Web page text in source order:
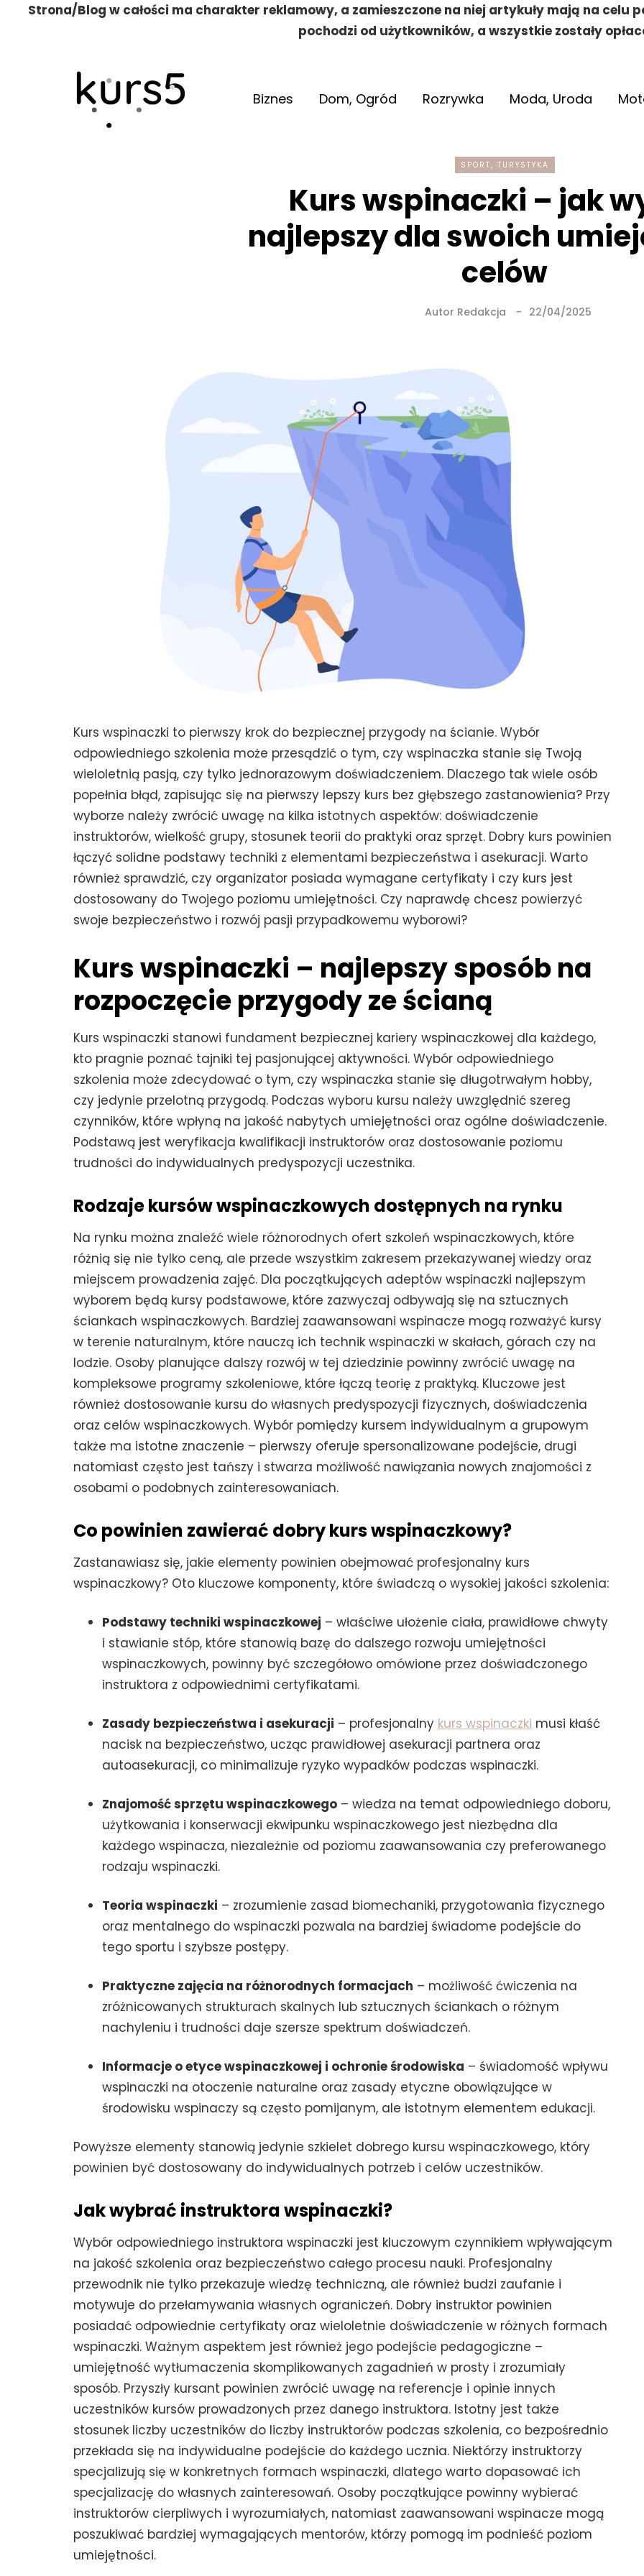
Strona/Blog w całości ma charakter reklamowy, a zamieszczone na niej artykuły mają na celu
pochodzi od użytkowników, a wszystkie zostały
Biznes Dom, Ogród Rozrywka Moda, Uroda
SPORT, TURYSTYKA
Kurs wspinaczki – jak
najlepszy dla swoich
celów
Autor Redakcja 22/04/2025
Kurs wspinaczki to pierwszy krok do bezpiecznej przygody na ścianie. Wybór
odpowiedniego szkolenia może przesądzić o tym, czy wspinaczka stanie się Twoją
wieloletnią pasją, czy tylko jednorazowym doświadczeniem. Dlaczego tak wiele osób
popełnia błąd, zapisując się na pierwszy lepszy kurs bez głębszego zastanowienia? Przy
wyborze należy zwrócić uwagę na kilka istotnych aspektów: doświadczenie
instruktorów, wielkość grupy, stosunek teorii do praktyki oraz sprzęt. Dobry kurs powinien
łączyć solidne podstawy techniki z elementami bezpieczeństwa i asekuracji. Warto
również sprawdzić, czy organizator posiada wymagane certyfikaty i czy kurs jest
dostosowany do Twojego poziomu umiejętności. Czy naprawdę chcesz powierzyć
swoje bezpieczeństwo i rozwój pasji przypadkowemu wyborowi?
Kurs wspinaczki – najlepszy sposób na
rozpoczęcie przygody ze ścianą
Kurs wspinaczki stanowi fundament bezpiecznej kariery wspinaczkowej dla każdego,
kto pragnie poznać tajniki tej pasjonującej aktywności. Wybór odpowiedniego
szkolenia może zdecydować o tym, czy wspinaczka stanie się długotrwałym hobby,
czy jedynie przelotną przygodą. Podczas wyboru kursu należy uwzględnić szereg
czynników, które wpłyną na jakość nabytych umiejętności oraz ogólne doświadczenie.
Podstawą jest weryfikacja kwalifikacji instruktorów oraz dostosowanie poziomu
trudności do indywidualnych predyspozycji uczestnika.
Rodzaje kursów wspinaczkowych dostępnych na rynku
Na rynku można znaleźć wiele różnorodnych ofert szkoleń wspinaczkowych, które
różnią się nie tylko ceną, ale przede wszystkim zakresem przekazywanej wiedzy oraz
miejscem prowadzenia zajęć. Dla początkujących adeptów wspinaczki najlepszym
wyborem będą kursy podstawowe, które zazwyczaj odbywają się na sztucznych
ściankach wspinaczkowych. Bardziej zaawansowani wspinacze mogą rozważyć kursy
w terenie naturalnym, które nauczą ich technik wspinaczki w skałach, górach czy na
lodzie. Osoby planujące dalszy rozwój w tej dziedzinie powinny zwrócić uwagę na
kompleksowe programy szkoleniowe, które łączą teorię z praktyką. Kluczowe jest
również dostosowanie kursu do własnych predyspozycji fizycznych, doświadczenia
oraz celów wspinaczkowych. Wybór pomiędzy kursem indywidualnym a grupowym
także ma istotne znaczenie – pierwszy oferuje spersonalizowane podejście, drugi
natomiast często jest tańszy i stwarza możliwość nawiązania nowych znajomości z
osobami o podobnych zainteresowaniach.
Co powinien zawierać dobry kurs wspinaczkowy?
Zastanawiasz się, jakie elementy powinien obejmować profesjonalny kurs
wspinaczkowy? Oto kluczowe komponenty, które świadczą o wysokiej jakości szkolenia:
Podstawy techniki wspinaczkowej – właściwe ułożenie ciała, prawidłowe chwyty
i stawianie stóp, które stanowią bazę do dalszego rozwoju umiejętności
wspinaczkowych, powinny być szczegółowo omówione przez doświadczonego
instruktora z odpowiednimi certyfikatami.
Zasady bezpieczeństwa i asekuracji – profesjonalny kurs wspinaczki musi kłaść
nacisk na bezpieczeństwo, ucząc prawidłowej asekuracji partnera oraz
autoasekuracji, co minimalizuje ryzyko wypadków podczas wspinaczki.
Znajomość sprzętu wspinaczkowego – wiedza na temat odpowiedniego doboru,
użytkowania i konserwacji ekwipunku wspinaczkowego jest niezbędna dla
każdego wspinacza, niezależnie od poziomu zaawansowania czy preferowanego
rodzaju wspinaczki.
Teoria wspinaczki – zrozumienie zasad biomechaniki, przygotowania fizycznego
oraz mentalnego do wspinaczki pozwala na bardziej świadome podejście do
tego sportu i szybsze postępy.
Praktyczne zajęcia na różnorodnych formacjach – możliwość ćwiczenia na
zróżnicowanych strukturach skalnych lub sztucznych ściankach o różnym
nachyleniu i trudności daje szersze spektrum doświadczeń.
Informacje o etyce wspinaczkowej i ochronie środowiska – świadomość wpływu
wspinaczki na otoczenie naturalne oraz zasady etyczne obowiązujące w
środowisku wspinaczy są często pomijanym, ale istotnym elementem edukacji.
Powyższe elementy stanowią jedynie szkielet dobrego kursu wspinaczkowego, który
powinien być dostosowany do indywidualnych potrzeb i celów uczestników.
Jak wybrać instruktora wspinaczki?
Wybór odpowiedniego instruktora wspinaczki jest kluczowym czynnikiem wpływającym
na jakość szkolenia oraz bezpieczeństwo całego procesu nauki. Profesjonalny
przewodnik nie tylko przekazuje wiedzę techniczną, ale również budzi zaufanie i
motywuje do przełamywania własnych ograniczeń. Dobry instruktor powinien
posiadać odpowiednie certyfikaty oraz wieloletnie doświadczenie w różnych formach
wspinaczki. Ważnym aspektem jest również jego podejście pedagogiczne –
umiejętność wytłumaczenia skomplikowanych zagadnień w prosty i zrozumiały
sposób. Przyszły kursant powinien zwrócić uwagę na referencje i opinie innych
uczestników kursów prowadzonych przez danego instruktora. Istotny jest także
stosunek liczby uczestników do liczby instruktorów podczas szkolenia, co bezpośrednio
przekłada się na indywidualne podejście do każdego ucznia. Niektórzy instruktorzy
specjalizują się w konkretnych formach wspinaczki, dlatego warto dopasować ich
specjalizację do własnych zainteresowań. Osoby początkujące powinny wybierać
instruktorów cierpliwych i wyrozumiałych, natomiast zaawansowani wspinacze mogą
poszukiwać bardziej wymagających mentorów, którzy pomogą im podnieść poziom
umiejętności.
ARTYKUŁ SPONSOROWANY
MODA, URODA
Naturalne metody na
poprawę wyglądu
biustu
Redakcja 09/09/2022
ARTYKUŁ SPONSOROWANY
Wymiana kabiny w
samochodzie
ciężarowym
Redakcja